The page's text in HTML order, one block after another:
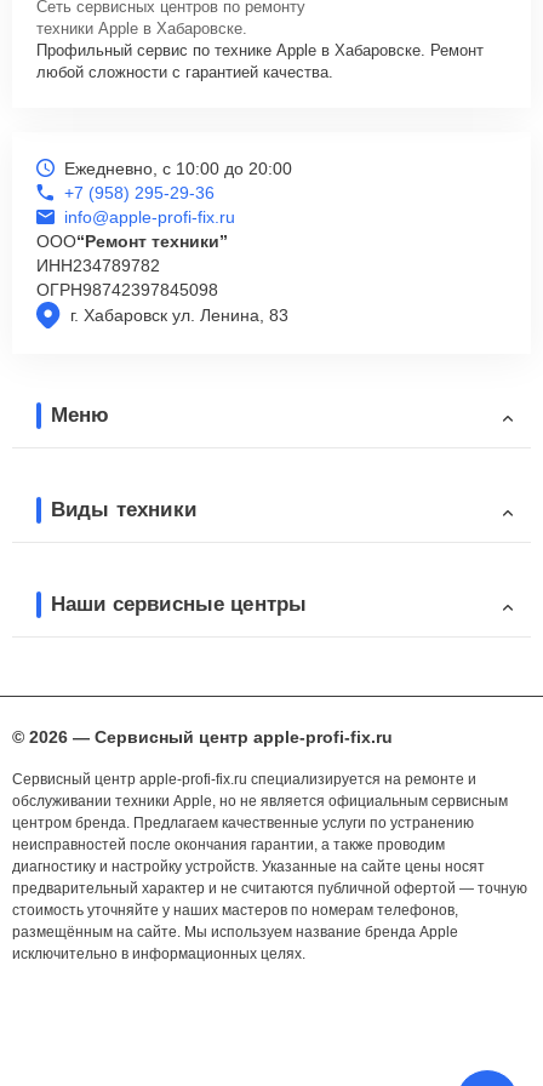
Сеть сервисных центров по ремонту
техники Apple в Хабаровске.
Профильный сервис по технике Apple в Хабаровске. Ремонт
любой сложности с гарантией качества.
г. Хабаровск ул. Ленина, 83
Ежедневно, с 10:00 до 20:00
+7 (958) 295-29-36
info@apple-profi-fix.ru
ООО“Ремонт техники”
ИНН234789782
ОГРН98742397845098
Меню
Виды техники
Наши сервисные центры
© 2026 — Сервисный центр apple-profi-fix.ru
Сервисный центр apple-profi-fix.ru специализируется на ремонте и
обслуживании техники Apple, но не является официальным сервисным
центром бренда. Предлагаем качественные услуги по устранению
неисправностей после окончания гарантии, а также проводим
диагностику и настройку устройств. Указанные на сайте цены носят
предварительный характер и не считаются публичной офертой — точную
стоимость уточняйте у наших мастеров по номерам телефонов,
размещённым на сайте. Мы используем название бренда Apple
исключительно в информационных целях.